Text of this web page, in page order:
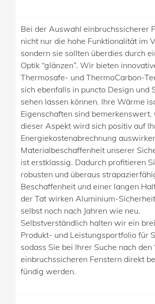
Bei der Auswahl einbruchssicherer
nicht nur die hohe Funktionalität im
sondern sie sollten überdies durch
Optik “glänzen”. Wir bieten
Thermosafe- und ThermoCarbon-
sich ebenfalls in puncto Design und
sehen lassen können. Ihre Wärme
Eigenschaften sind bemerkenswert.
dieser Aspekt wird sich positiv auf
Energiekostenabrechnung
Materialbeschaffenheit unserer
ist erstklassig. Dadurch profitieren
robusten und überaus
Beschaffenheit und einer langen
der Tat wirken Aluminium-
selbst noch nach Jahren wie neu.
Selbstverständlich halten wir ein
Produkt- und Leistungsportfolio für
sodass Sie bei Ihrer Suche nach den
einbruchssicheren Fenstern direkt
fündig werden.